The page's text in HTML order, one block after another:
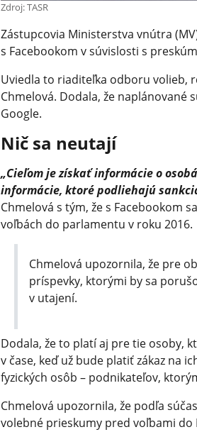
Zdroj: TASR
Zástupcovia Ministerstva vnútra
s Facebookom v súvislosti s
Uviedla to riaditeľka odboru volieb,
Chmelová. Dodala, že
Google.
Nič sa neutají
„Cieľom je získať informácie o
informácie, ktoré podliehajú
Chmelová s tým, že s Facebookom
voľbách do parlamentu v roku 2016.
Chmelová upozornila, že pre
príspevky, ktorými by sa
v utajení.
Dodala, že to platí aj pre tie osoby,
v čase, keď už bude platiť zákaz na
fyzických osôb – podnikateľov,
Chmelová upozornila, že podľa
volebné prieskumy pred voľbami do